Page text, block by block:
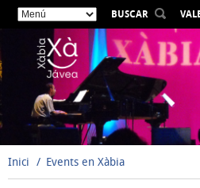
BUSCAR
Inici Events en Xàbia